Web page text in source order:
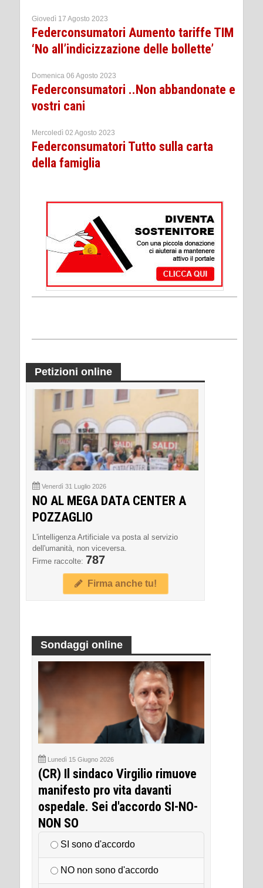
Giovedì 17 Agosto 2023
Federconsumatori Aumento tariffe TIM
‘No all’indicizzazione delle bollette’
Domenica 06 Agosto 2023
Federconsumatori ..Non abbandonate e
vostri cani
Mercoledì 02 Agosto 2023
Federconsumatori Tutto sulla carta
della famiglia
Petizioni online
Venerdì 31 Luglio 2026
NO AL MEGA DATA CENTER A
POZZAGLIO
L'intelligenza Artificiale va posta al servizio
dell'umanità, non viceversa.
Firme raccolte: 787
Firma anche tu!
Sondaggi online
Lunedì 15 Giugno 2026
(CR) Il sindaco Virgilio rimuove
manifesto pro vita davanti
ospedale. Sei d'accordo SI-NO-
NON SO
SI sono d'accordo
NO non sono d'accordo